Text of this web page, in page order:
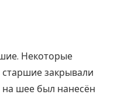
Некоторые
старшие закрывали
шее был нанесён